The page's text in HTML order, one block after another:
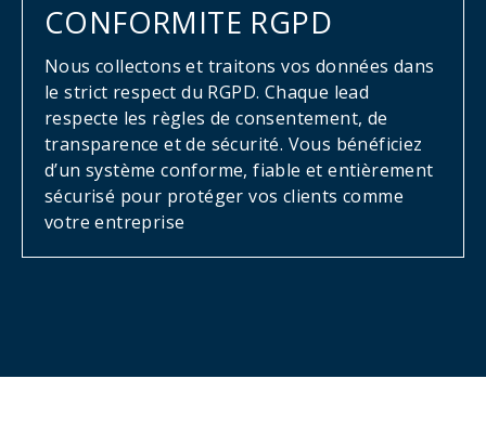
CONFORMITE RGPD
Nous collectons et traitons vos données dans
le strict respect du RGPD. Chaque lead
respecte les règles de consentement, de
transparence et de sécurité. Vous bénéficiez
d’un système conforme, fiable et entièrement
sécurisé pour protéger vos clients comme
votre entreprise